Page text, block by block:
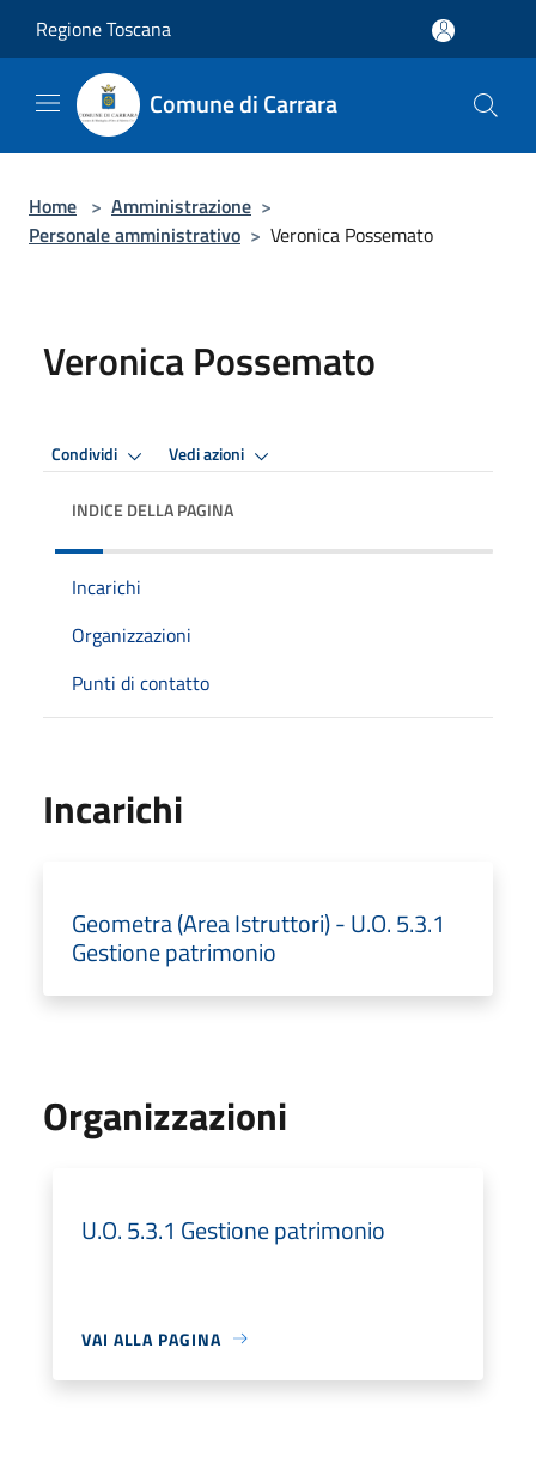
Regione Toscana
Comune di Carrara
Home > Amministrazione >
Personale amministrativo > Veronica Possemato
Veronica Possemato
Condividi Vedi azioni
INDICE DELLA PAGINA
Incarichi
Organizzazioni
Punti di contatto
Incarichi
Geometra (Area Istruttori) - U.O. 5.3.1
Gestione patrimonio
Organizzazioni
U.O. 5.3.1 Gestione patrimonio
VAI ALLA PAGINA